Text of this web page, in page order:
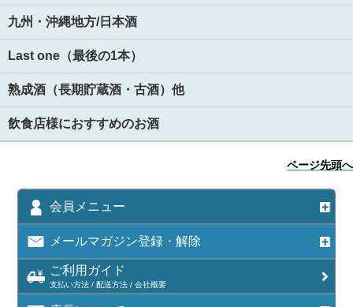
九州・沖縄地方/日本酒
Last one（最後の1本）
熟成酒（長期貯蔵酒・古酒）他
飲食店様におすすめのお酒
ページ先頭へ
会員メニュー
メールマガジン登録・解除
ご利用ガイド
支払い方法 / 配送方法 / 会社概要